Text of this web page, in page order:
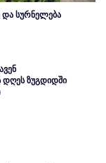
და სურნელება
ზუგდიდში